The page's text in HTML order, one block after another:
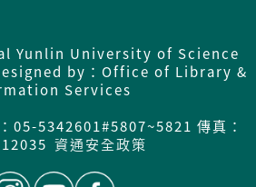
Yunlin University of Science
by：Office of Library &
Services
05-5342601#5807~5821 傳真：
資通安全政策